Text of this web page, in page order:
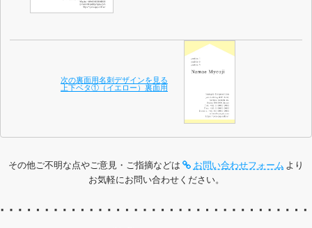
次の裏面用名刺デザインを見る
上下ベタ①（イエロー）裏面用
その他ご不明な点やご意見・ご指摘などは お問い合わせフォーム より
お気軽にお問い合わせください。